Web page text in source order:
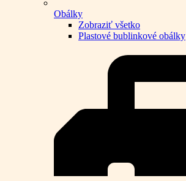
Obálky
Zobraziť všetko
Plastové bublinkové obálky